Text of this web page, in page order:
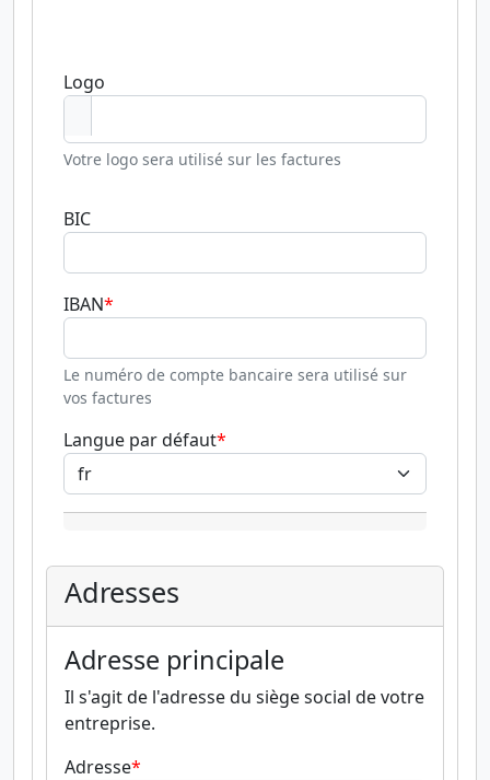
Logo
Votre logo sera utilisé sur les factures
BIC
IBAN
Le numéro de compte bancaire sera utilisé sur
vos factures
Langue par défaut
Adresses
Adresse principale
Il s'agit de l'adresse du siège social de votre
entreprise.
Adresse